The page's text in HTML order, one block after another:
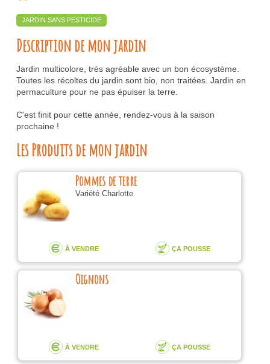
JARDIN SANS PESTICIDE
Description de mon jardin
Jardin multicolore, très agréable avec un bon écosystème.
Toutes les récoltes du jardin sont bio, non traitées. Jardin en
permaculture pour ne pas épuiser la terre.
C'est finit pour cette année, rendez-vous à la saison
prochaine !
Les Produits de mon jardin
Pommes de terre
Variété Charlotte
À VENDRE ÇA POUSSE
Oignons
À VENDRE ÇA POUSSE